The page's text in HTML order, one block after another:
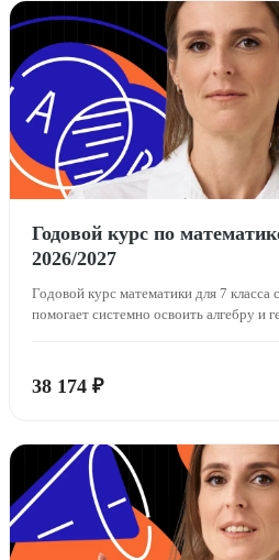
Годовой курс по
2026/2027
Годовой курс математики для 7 класса
помогает системно освоить алгебру и
38 174 ₽